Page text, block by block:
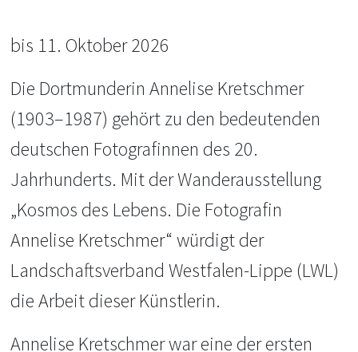
bis 11. Oktober 2026
Die Dortmunderin Annelise Kretschmer
(1903–1987) gehört zu den bedeutenden
deutschen Fotografinnen des 20.
Jahrhunderts. Mit der Wanderausstellung
„Kosmos des Lebens. Die Fotografin
Annelise Kretschmer“ würdigt der
Landschaftsverband Westfalen-Lippe (LWL)
die Arbeit dieser Künstlerin.
Annelise Kretschmer war eine der ersten